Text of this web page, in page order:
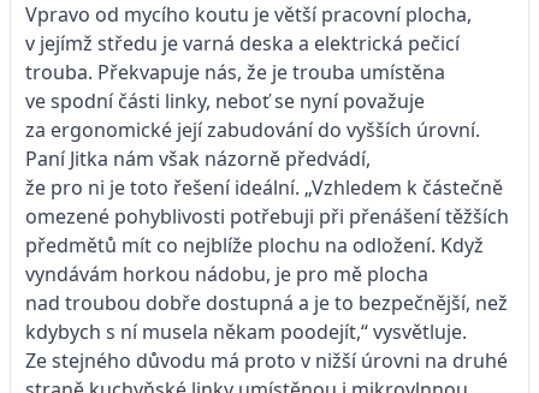
Vpravo od mycího koutu je větší pracovní plocha,
v jejímž středu je varná deska a elektrická pečicí
trouba. Překvapuje nás, že je trouba umístěna
ve spodní části linky, neboť se nyní považuje
za ergonomické její zabudování do vyšších úrovní.
Paní Jitka nám však názorně předvádí,
že pro ni je toto řešení ideální. „Vzhledem k částečně
omezené pohyblivosti potřebuji při přenášení těžších
předmětů mít co nejblíže plochu na odlože­ní. Když
vyndávám horkou nádo­bu, je pro mě plocha
nad troubou dobře dostupná a je to bezpečnější, než
kdybych s ní musela někam poodejít,“ vysvětluje.
Ze stejného důvodu má proto v nižší úrovni na druhé